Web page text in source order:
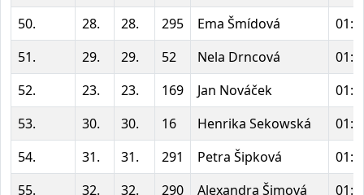
50.
28. 28. 295 Ema Šmídová
51.
29. 29. 52 Nela Drncová
52.
23. 23. 169 Jan Nováček
53.
30. 30. 16 Henrika Sekowská
54.
31. 31. 291 Petra Šipková
55.
32. 32. 290 Alexandra Šimová